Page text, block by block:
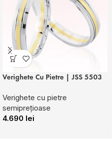
Verighete Cu Pietre | JSS 5503
Verighete cu pietre
semiprețioase
4.690 lei